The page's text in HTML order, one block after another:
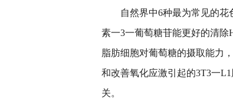
自然界中6种最为常见的
素一3一葡萄糖苷能更好的清除
脂肪细胞对葡萄糖的摄取能力
和改善氧化应激引起的3T3一
关。